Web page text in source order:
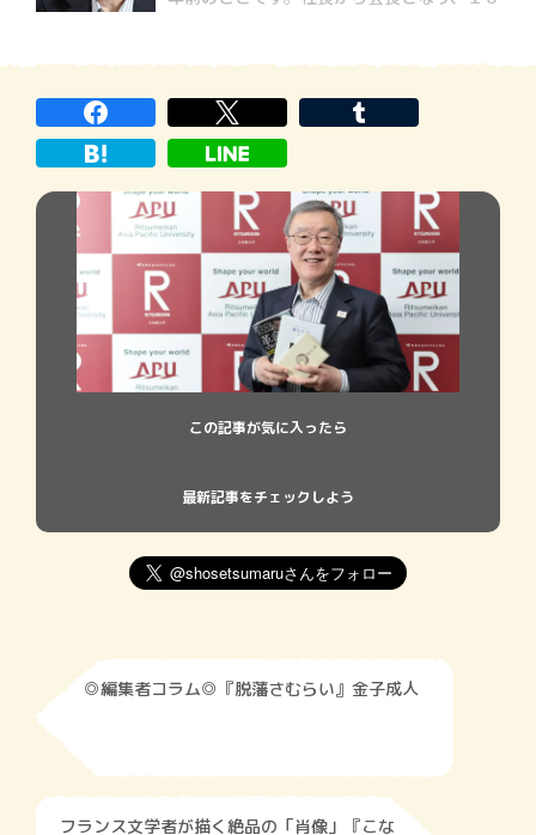
優秀な現社長に交代しようと考え、古希に
なったのを機に役職を退きました […]
この記事が気に入ったら
最新記事をチェックしよう
◎編集者コラム◎『脱藩さむらい』金子成人
フランス文学者が描く絶品の「肖像」『こな